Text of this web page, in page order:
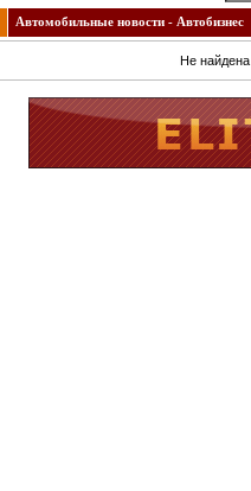
Автомобильные новости - Автобизнес
Не